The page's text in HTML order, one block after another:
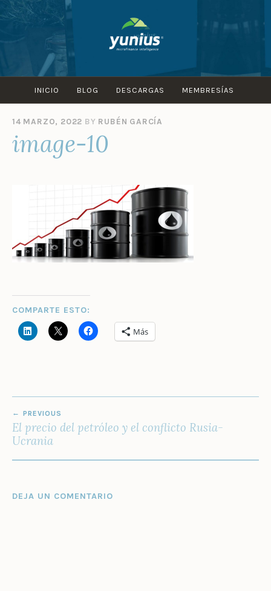
Skip
to
content
INICIO BLOG DESCARGAS MEMBRESÍAS
14 MARZO, 2022 BY RUBÉN GARCÍA
image-10
COMPARTE ESTO:
Más
DE
ENTRADAS
PREVIOUS
El precio del petróleo y el conflicto Rusia-
Ucrania
DEJA UN COMENTARIO